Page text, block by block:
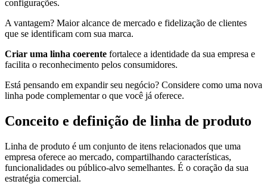
configurações.
A vantagem? Maior alcance de mercado e fidelização de clientes
que se identificam com sua marca.
Criar uma linha coerente fortalece a identidade da sua empresa e
facilita o reconhecimento pelos consumidores.
Está pensando em expandir seu negócio? Considere como uma nova
linha pode complementar o que você já oferece.
Conceito e definição de linha de produto
Linha de produto é um conjunto de itens relacionados que uma
empresa oferece ao mercado, compartilhando características,
funcionalidades ou público-alvo semelhantes. É o coração da sua
estratégia comercial.